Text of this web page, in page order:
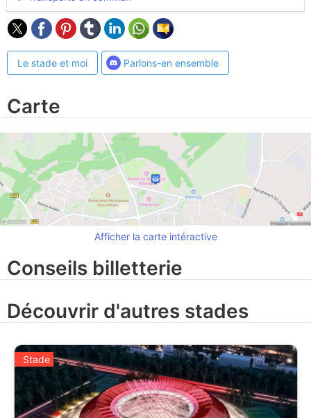
Le stade et moi Parlons-en ensemble
Carte
Afficher la carte intéractive
Conseils billetterie
Découvrir d'autres stades
Stade